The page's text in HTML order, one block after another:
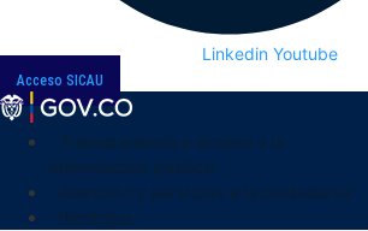
Linkedin Youtube
Acceso SICAU